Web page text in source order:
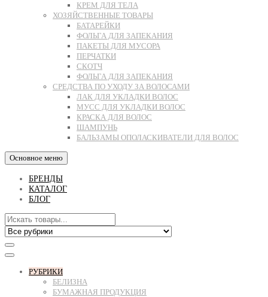
КРЕМ ДЛЯ ТЕЛА
ХОЗЯЙСТВЕННЫЕ ТОВАРЫ
БАТАРЕЙКИ
ФОЛЬГА ДЛЯ ЗАПЕКАНИЯ
ПАКЕТЫ ДЛЯ МУСОРА
ПЕРЧАТКИ
СКОТЧ
ФОЛЬГА ДЛЯ ЗАПЕКАНИЯ
СРЕДСТВА ПО УХОДУ ЗА ВОЛОСАМИ
ЛАК ДЛЯ УКЛАДКИ ВОЛОС
МУСС ДЛЯ УКЛАДКИ ВОЛОС
КРАСКА ДЛЯ ВОЛОС
ШАМПУНЬ
БАЛЬЗАМЫ ОПОЛАСКИВАТЕЛИ ДЛЯ ВОЛОС
Основное меню
БРЕНДЫ
КАТАЛОГ
БЛОГ
РУБРИКИ
БЕЛИЗНА
БУМАЖНАЯ ПРОДУКЦИЯ